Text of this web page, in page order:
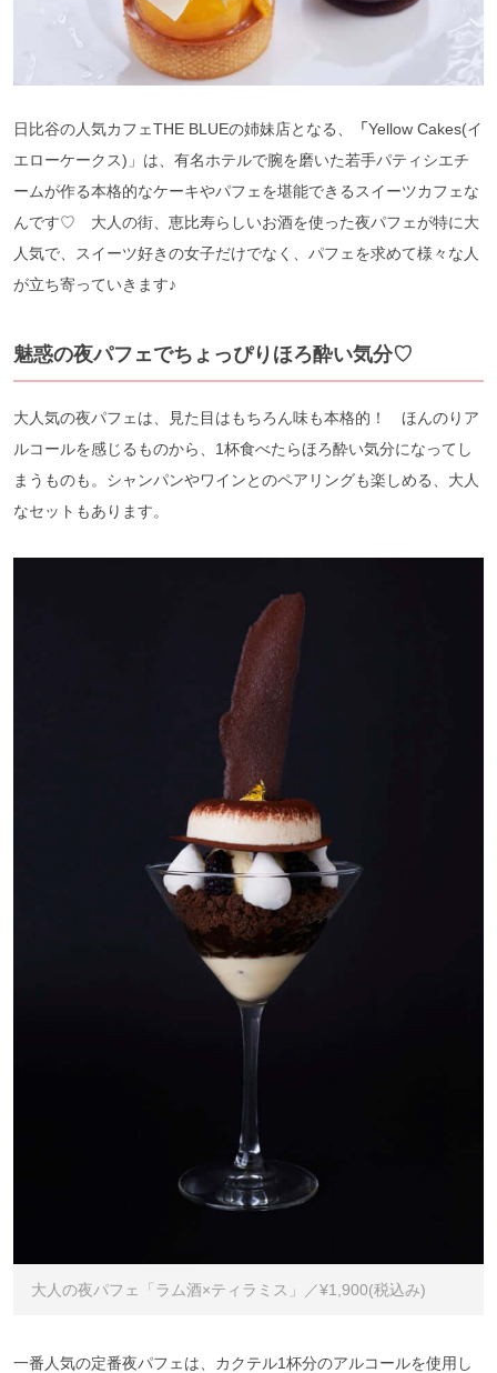
日比谷の人気カフェTHE BLUEの姉妹店となる、 「Yellow Cakes(イ
エローケークス)」は、有名ホテルで腕を磨いた若手パティシエチ
ームが作る本格的なケーキやパフェを堪能できるスイーツカフェな
んです♡ 大人の街、恵比寿らしいお酒を使った夜パフェが特に大
人気で、スイーツ好きの女子だけでなく、パフェを求めて様々な人
が立ち寄っていきます♪
魅惑の夜パフェでちょっぴりほろ酔い気分♡
大人気の夜パフェは、見た目はもちろん味も本格的！ ほんのりア
ルコールを感じるものから、1杯食べたらほろ酔い気分になってし
まうものも。シャンパンやワインとのペアリングも楽しめる、大人
なセットもあります。
大人の夜パフェ「ラム酒×ティラミス」／¥1,900(税込み)
一番人気の定番夜パフェは、カクテル1杯分のアルコールを使用し